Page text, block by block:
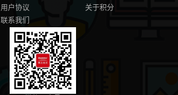
用户协议
联系我们
关于积分